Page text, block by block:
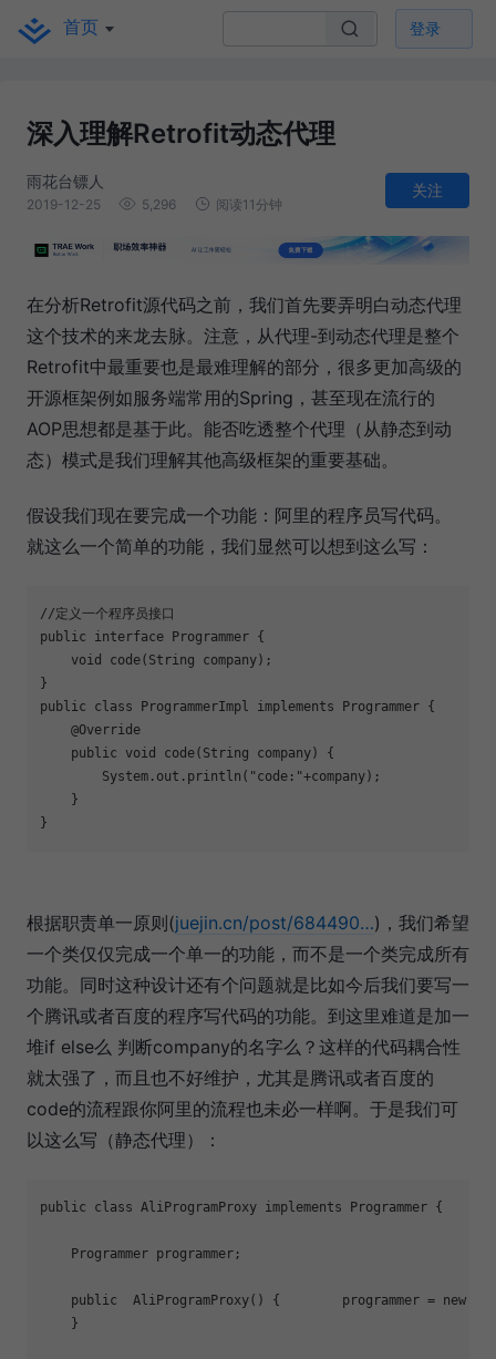
首页 登录
深入理解Retrofit动态代理
雨花台镖人
2019-12-25 5,296 阅读11分钟
关注
在分析Retrofit源代码之前，我们首先要弄明白动态代理
这个技术的来龙去脉。注意，从代理-到动态代理是整个
Retrofit中最重要也是最难理解的部分，很多更加高级的
开源框架例如服务端常用的Spring，甚至现在流行的
AOP思想都是基于此。能否吃透整个代理（从静态到动
态）模式是我们理解其他高级框架的重要基础。
假设我们现在要完成一个功能：阿里的程序员写代码。
就这么一个简单的功能，我们显然可以想到这么写：
//定义一个程序员接口
public interface Programmer {
    void code(String company);
}
public class ProgrammerImpl implements Programmer {
    @Override
    public void code(String company) {
        System.out.println(
"code:"+company);
    }
根据职责单一原则(juejin.cn/post/684490…)，我们希望
一个类仅仅完成一个单一的功能，而不是一个类完成所有
功能。同时这种设计还有个问题就是比如今后我们要写一
个腾讯或者百度的程序写代码的功能。到这里难道是加一
堆if else么 判断company的名字么？这样的代码耦合性
就太强了，而且也不好维护，尤其是腾讯或者百度的
code的流程跟你阿里的流程也未必一样啊。于是我们可
以这么写（静态代理）：
public class AliProgramProxy implements Programmer {
    Programmer programmer;
    public
AliProgramProxy() {        programmer = new
    }